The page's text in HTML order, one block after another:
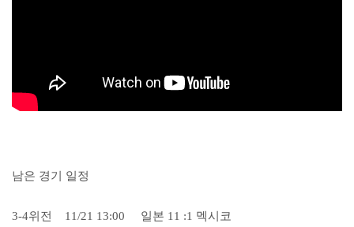
남은 경기 일정
3-4위전 11/21 13:00 일본 11 :1 멕시코